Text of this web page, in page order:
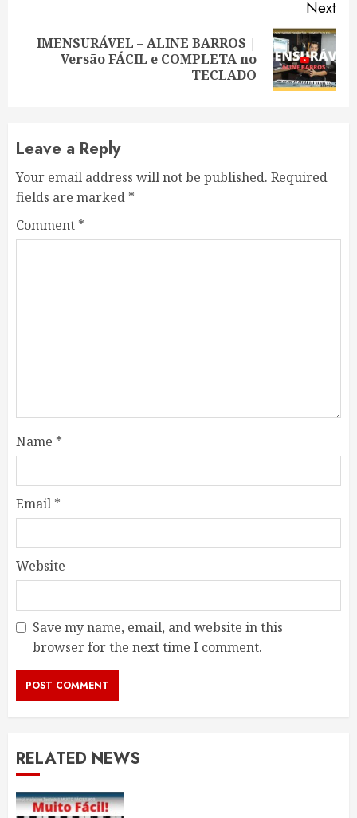
Next
Next
IMENSURÁVEL – ALINE BARROS |
Versão FÁCIL e COMPLETA no
TECLADO
Leave a Reply
Your email address will not be published. Required
fields are marked *
Comment *
Name *
Email *
Website
Save my name, email, and website in this
browser for the next time I comment.
RELATED NEWS